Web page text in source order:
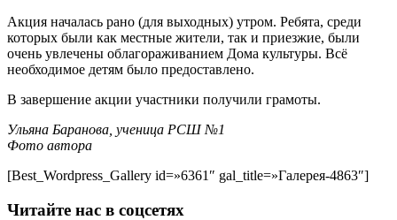
Акция началась рано (для выходных) утром. Ребята, среди
которых были как местные жители, так и приезжие, были
очень увлечены облагораживанием Дома культуры. Всё
необходимое детям было предоставлено.
В завершение акции участники получили грамоты.
Ульяна Баранова, ученица РСШ №1
Фото автора
[Best_Wordpress_Gallery id=»6361″ gal_title=»Галерея-4863″]
Читайте нас в соцсетях